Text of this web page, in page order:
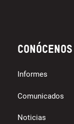
Conócenos
Informes
Comunicados
Noticias